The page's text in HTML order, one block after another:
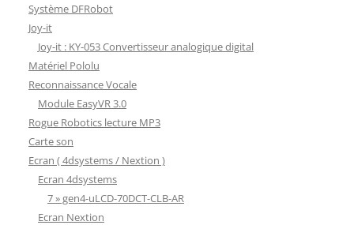
Système DFRobot
Joy-it
Joy-it : KY-053 Convertisseur analogique digital
Matériel Pololu
Reconnaissance Vocale
Module EasyVR 3.0
Rogue Robotics lecture MP3
Carte son
Ecran ( 4dsystems / Nextion )
Ecran 4dsystems
7 » gen4-uLCD-70DCT-CLB-AR
Ecran Nextion